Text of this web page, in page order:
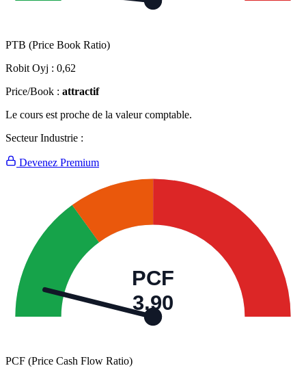
PTB (Price Book Ratio)
Robit Oyj : 0,62
Price/Book : attractif
Le cours est proche de la valeur comptable.
Secteur Industrie :
Devenez Premium
PCF
3,90
PCF (Price Cash Flow Ratio)